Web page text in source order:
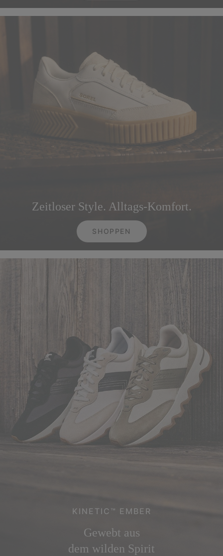
Zeitloser Style. Alltags‑Komfort.
SHOPPEN
KINETIC™ EMBER
Gewebt aus
dem wilden Spirit